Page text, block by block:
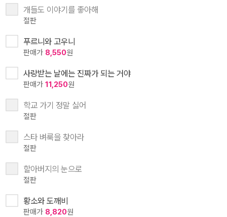
개들도 이야기를 좋아해
절판
푸르니와 고우니
판매가 8,550원
사랑받는 날에는 진짜가 되는 거야
판매가 11,250원
학교 가기 정말 싫어
절판
스타 벼룩을 찾아라
절판
할아버지의 눈으로
절판
황소와 도깨비
판매가 8,820원